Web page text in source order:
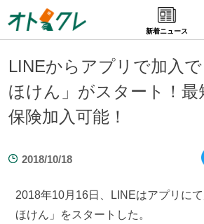
to
content
新着ニュース
LINEからアプリで加入
ほけん」がスタート！最
保険加入可能！
2018/10/18
2018年10月16日、LINEはアプリに
ほけん」をスタートした。